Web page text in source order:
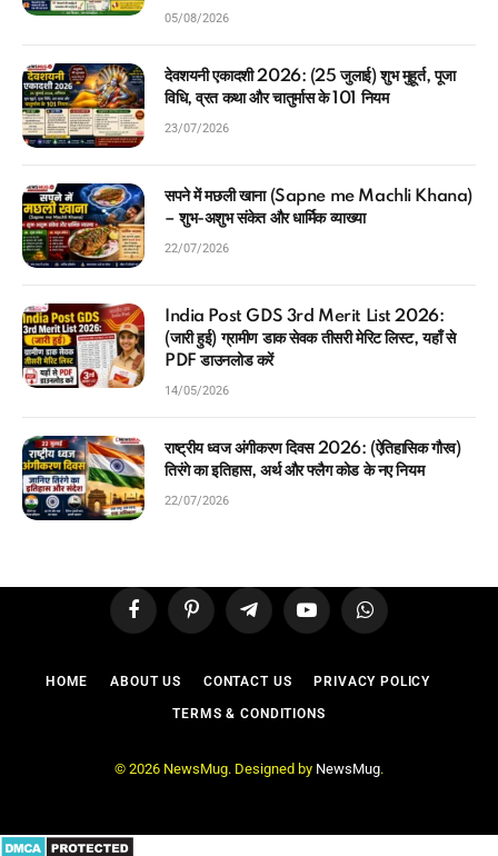
05/08/2026
देवशयनी एकादशी 2026: (25 जुलाई) शुभ मुहूर्त, पूजा
विधि, व्रत कथा और चातुर्मास के 101 नियम
23/07/2026
सपने में मछली खाना (Sapne me Machli Khana)
– शुभ-अशुभ संकेत और धार्मिक व्याख्या
22/07/2026
India Post GDS 3rd Merit List 2026:
(जारी हुई) ग्रामीण डाक सेवक तीसरी मेरिट लिस्ट, यहाँ से
PDF डाउनलोड करें
14/05/2026
राष्ट्रीय ध्वज अंगीकरण दिवस 2026: (ऐतिहासिक गौरव)
तिरंगे का इतिहास, अर्थ और फ्लैग कोड के नए नियम
22/07/2026
FacebookPinterest TelegramYouTubeWhatsApp
HOME ABOUT US CONTACT US PRIVACY POLICY
TERMS & CONDITIONS
© 2026 NewsMug. Designed by NewsMug.